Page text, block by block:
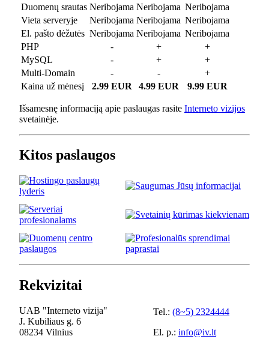
Duomenų srautas Neribojama Neribojama Neribojama
Vieta serveryje
Neribojama Neribojama Neribojama
El. pašto dėžutės Neribojama Neribojama Neribojama
PHP
- +
+
MySQL
- +
+
Multi-Domain
- -
+
Kaina už mėnesį
2.99 EUR 4.99 EUR 9.99 EUR
Išsamesnę informaciją apie paslaugas rasite Interneto vizijos
svetainėje.
Kitos paslaugos
Rekvizitai
UAB "Interneto vizija"
J. Kubiliaus g. 6
08234 Vilnius
Tel.: (8~5) 2324444
El. p.: info@iv.lt